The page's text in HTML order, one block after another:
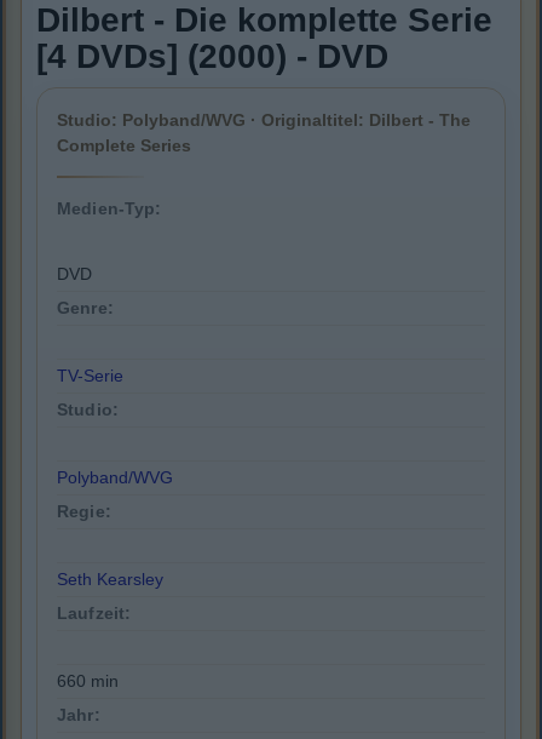
Dilbert - Die komplette Serie
[4 DVDs] (2000) - DVD
Studio: Polyband/WVG · Originaltitel: Dilbert - The
Complete Series
Medien-Typ:
DVD
Genre:
TV-Serie
Studio:
Polyband/WVG
Regie:
Seth Kearsley
Laufzeit:
660 min
Jahr: